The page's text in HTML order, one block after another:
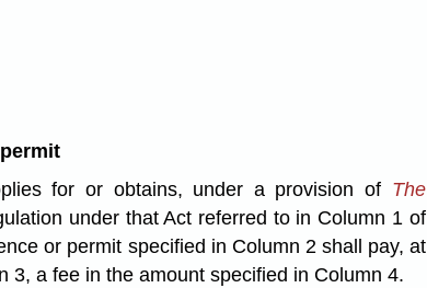
for or obtains, under a provision of The
under that Act referred to in Column 1 of
or permit specified in Column 2 shall pay, at
3, a fee in the amount specified in Column 4.